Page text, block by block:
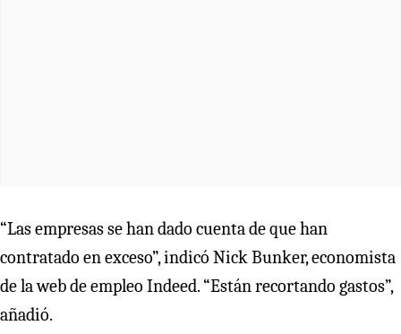
“Las empresas se han dado cuenta de que han
contratado en exceso”, indicó Nick Bunker, economista
de la web de empleo Indeed. “Están recortando gastos”,
añadió.